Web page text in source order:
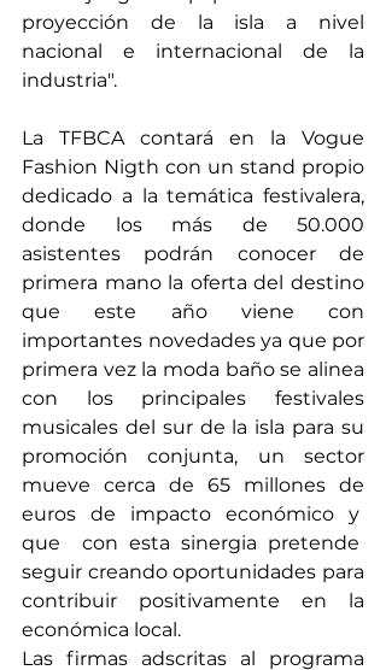
proyección de la isla a nivel
nacional e internacional de la
industria".
La TFBCA contará en la Vogue
Fashion Nigth con un stand propio
dedicado a la temática festivalera,
donde los más de 50.000
asistentes podrán conocer de
primera mano la oferta del destino
que este año viene con
importantes novedades ya que por
primera vez la moda baño se alinea
con los principales festivales
musicales del sur de la isla para su
promoción conjunta, un sector
mueve cerca de 65 millones de
euros de impacto económico y
que  con esta sinergia pretende
seguir creando oportunidades para
contribuir positivamente en la
económica local.
Las firmas adscritas al programa